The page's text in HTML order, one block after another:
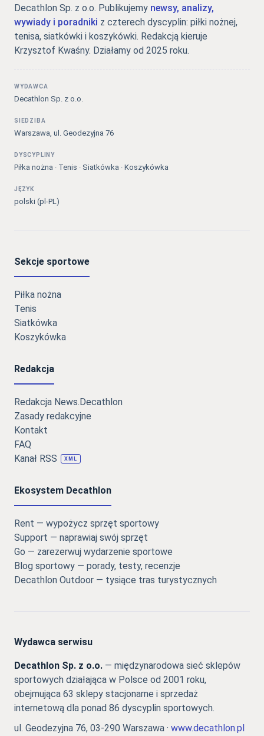
Decathlon Sp. z o.o. Publikujemy newsy, analizy,
wywiady i poradniki z czterech dyscyplin: piłki nożnej,
tenisa, siatkówki i koszykówki. Redakcją kieruje
Krzysztof Kwaśny. Działamy od 2025 roku.
WYDAWCA
Decathlon Sp. z o.o.
SIEDZIBA
Warszawa, ul. Geodezyjna 76
DYSCYPLINY
Piłka nożna · Tenis · Siatkówka · Koszykówka
JĘZYK
polski (pl-PL)
Sekcje sportowe
Piłka nożna
Tenis
Siatkówka
Koszykówka
Redakcja
Redakcja News.Decathlon
Zasady redakcyjne
Kontakt
FAQ
Kanał RSS
XML
Ekosystem Decathlon
Rent — wypożycz sprzęt sportowy
Support — naprawiaj swój sprzęt
Go — zarezerwuj wydarzenie sportowe
Blog sportowy — porady, testy, recenzje
Decathlon Outdoor — tysiące tras turystycznych
Wydawca serwisu
Decathlon Sp. z o.o. — międzynarodowa sieć sklepów
sportowych działająca w Polsce od 2001 roku,
obejmująca 63 sklepy stacjonarne i sprzedaż
internetową dla ponad 86 dyscyplin sportowych.
ul. Geodezyjna 76, 03-290 Warszawa · www.decathlon.pl